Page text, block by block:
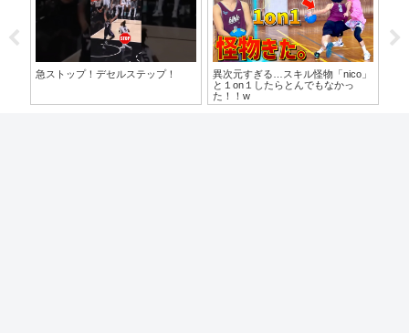
【着用レビュー】Nike Sabrina 3
やっと〇〇の意図がわかりました